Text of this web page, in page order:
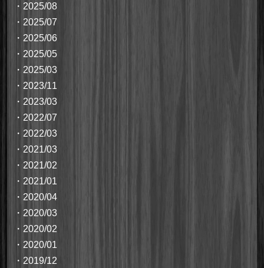
・ 2025/08
・ 2025/07
・ 2025/06
・ 2025/05
・ 2025/03
・ 2023/11
・ 2023/03
・ 2022/07
・ 2022/03
・ 2021/03
・ 2021/02
・ 2021/01
・ 2020/04
・ 2020/03
・ 2020/02
・ 2020/01
・ 2019/12